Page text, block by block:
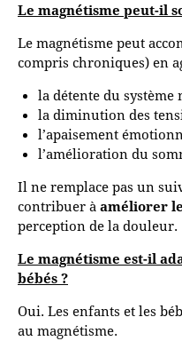
Le magnétisme peut-il
Le magnétisme peut
compris chroniques) en
la détente du système
la diminution des
l’apaisement
l’amélioration du
Il ne remplace pas un
contribuer à améliorer
perception de la douleur.
Le magnétisme est-il
bébés ?
Oui. Les enfants et les
au magnétisme.